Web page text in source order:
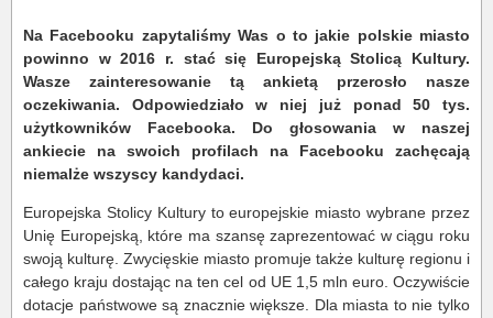
Na Facebooku zapytaliśmy Was o to jakie polskie miasto
powinno w 2016 r. stać się Europejską Stolicą Kultury.
Wasze zainteresowanie tą ankietą przerosło nasze
oczekiwania. Odpowiedziało w niej już ponad 50 tys.
użytkowników Facebooka. Do głosowania w naszej
ankiecie na swoich profilach na Facebooku zachęcają
niemalże wszyscy kandydaci.
Europejska Stolicy Kultury to europejskie miasto wybrane przez
Unię Europejską, które ma szansę zaprezentować w ciągu roku
swoją kulturę. Zwycięskie miasto promuje także kulturę regionu i
całego kraju dostając na ten cel od UE 1,5 mln euro. Oczywiście
dotacje państwowe są znacznie większe. Dla miasta to nie tylko